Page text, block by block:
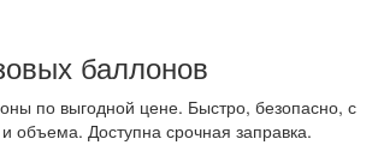
баллонов
по выгодной цене. Быстро, безопасно, с
объема. Доступна срочная заправка.